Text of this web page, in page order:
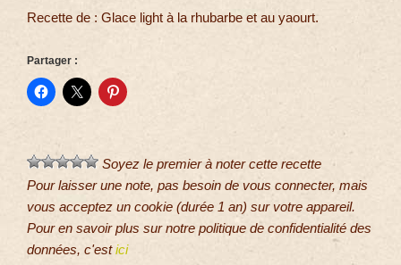
Recette de : Glace light à la rhubarbe et au yaourt.
Partager :
Soyez le premier à noter cette recette
Pour laisser une note, pas besoin de vous connecter, mais
vous acceptez un cookie (durée 1 an) sur votre appareil.
Pour en savoir plus sur notre politique de confidentialité des
données, c'estici